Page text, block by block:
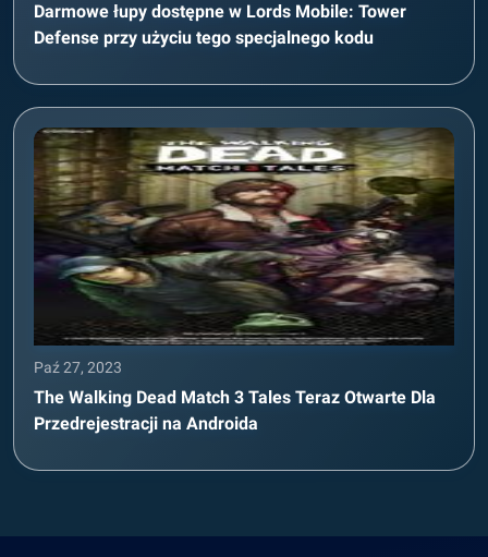
Darmowe łupy dostępne w Lords Mobile: Tower
Defense przy użyciu tego specjalnego kodu
Paź 27, 2023
The Walking Dead Match 3 Tales Teraz Otwarte Dla
Przedrejestracji na Androida